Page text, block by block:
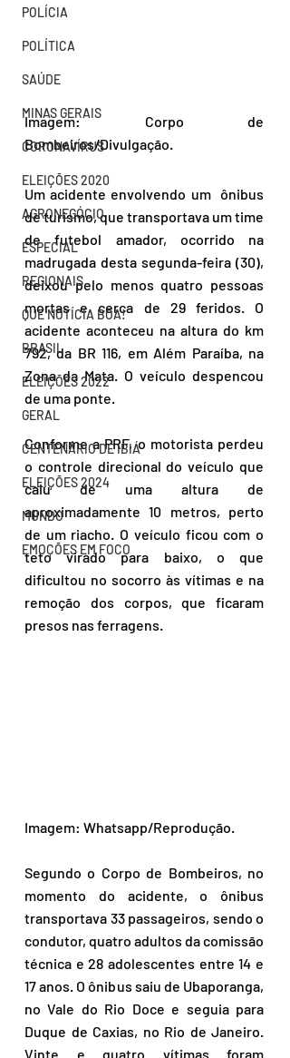
POLÍCIA
POLÍTICA
SAÚDE
MINAS GERAIS
CORONAVÍRUS
ELEIÇÕES 2020
AGRONEGÓCIO
ESPECIAL
REGIONAIS
QUE NOTÍCIA BOA!
BRASIL
ELEIÇÕES 2022
GERAL
CENTENÁRIO DE IBIÁ
ELEIÇÕES 2024
MUNDO
EMOÇÕES EM FOCO
Imagem: Corpo de
Bombeiros/Divulgação.
Um acidente envolvendo um  ônibus
de turismo, que transportava um time
de futebol amador, ocorrido na
madrugada desta segunda-feira (30),
deixou pelo menos quatro pessoas
mortas e cerca de 29 feridos. O
acidente aconteceu na altura do km
792, da BR 116, em Além Paraíba, na
Zona da Mata. O veículo despencou
de uma ponte.
Conforme a PRF, o motorista perdeu
o controle direcional do veículo que
caiu de uma altura de
aproximadamente 10 metros, perto
de um riacho. O veículo ficou com o
teto virado para baixo, o que
dificultou no socorro às vítimas e na
remoção dos corpos, que ficaram
presos nas ferragens.
Imagem: Whatsapp/Reprodução.
Segundo o Corpo de Bombeiros, no
momento do acidente, o ônibus
transportava 33 passageiros, sendo o
condutor, quatro adultos da comissão
técnica e 28 adolescentes entre 14 e
17 anos. O ônibus saiu de Ubaporanga,
no Vale do Rio Doce e seguia para
Duque de Caxias, no Rio de Janeiro.
Vinte e quatro vítimas foram